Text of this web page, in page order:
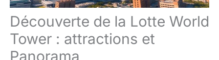
Découverte de la Lotte World
Tower : attractions et
Panorama